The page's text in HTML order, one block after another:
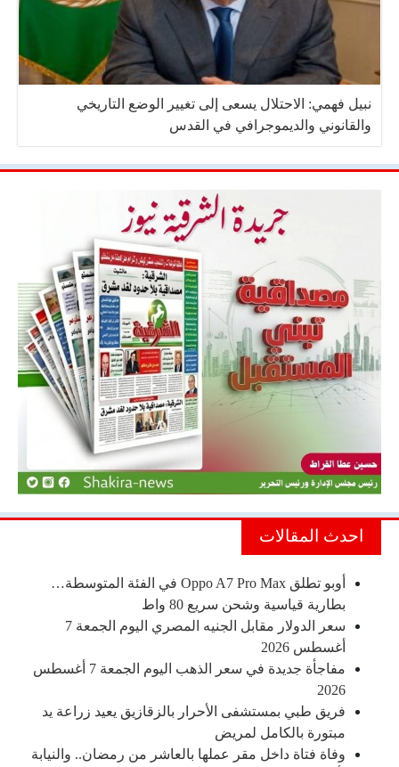
نبيل فهمي: الاحتلال يسعى إلى تغيير الوضع التاريخي
والقانوني والديموجرافي في القدس
احدث المقالات
أوبو تطلق Oppo A7 Pro Max في الفئة المتوسطة…
بطارية قياسية وشحن سريع 80 واط
سعر الدولار مقابل الجنيه المصري اليوم الجمعة 7
أغسطس 2026
مفاجأة جديدة في سعر الذهب اليوم الجمعة 7 أغسطس
2026
فريق طبي بمستشفى الأحرار بالزقازيق يعيد زراعة يد
مبتورة بالكامل لمريض
وفاة فتاة داخل مقر عملها بالعاشر من رمضان.. والنيابة